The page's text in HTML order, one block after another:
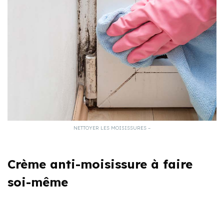
NETTOYER LES MOISISSURES –
Crème anti-moisissure à faire
soi-même